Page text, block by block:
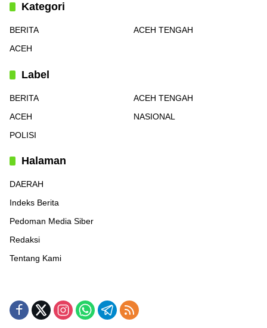
Kategori
BERITA
ACEH TENGAH
ACEH
Label
BERITA
ACEH TENGAH
ACEH
NASIONAL
POLISI
Halaman
DAERAH
Indeks Berita
Pedoman Media Siber
Redaksi
Tentang Kami